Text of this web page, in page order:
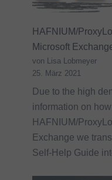
HAFNIUM/
Microsoft
von Lisa Lobmeyer
25. März 2021
Due to the high
information on
HAFNIUM/
Exchange we
Self-Help Guide